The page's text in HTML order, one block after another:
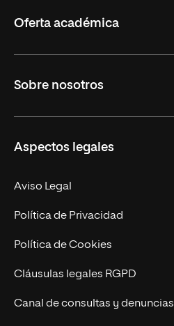
Oferta académica
Másteres Oficiales
Doctorados
Experto Universitario
Postgrados
Cursos Universitarios
Sobre nosotros
Facultades
Nuestro Equipo
Trabaja en UNIR
Actualidad
UNIR Revista
Eventos
Aspectos legales
Aviso Legal
Política de Privacidad
Política de Cookies
Cláusulas legales RGPD
Canal de consultas y denuncias